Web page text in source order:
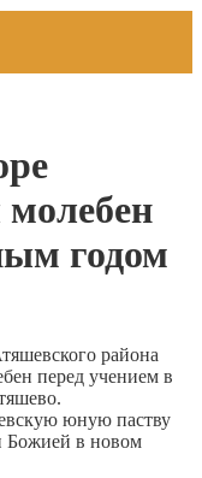
годом
района
перед учением в
юную паству
Божией в новом